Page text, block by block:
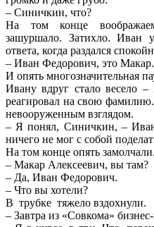
– Синичкин, что?
На том конце
зашуршало. Затихло. Иван
ответа, когда раздался
– Иван Федорович, это Макар.
И опять многозначительная
Ивану вдруг стало весело –
реагировал на свою
невооруженным взглядом.
– Я понял, Синичкин, –
ничего не мог с собой
На том конце опять
– Макар Алексеевич, вы там?
– Да, Иван Федорович.
– Что вы хотели?
В трубке тяжело вздохнули.
– Завтра из «Совкома»